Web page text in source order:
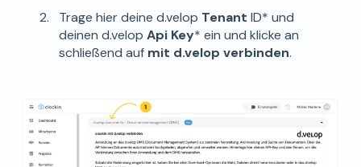
Trage hier deine d.velop Tenant ID* und
deinen d.velop Api Key* ein und klicke an
schließend auf mit d.velop verbinden.